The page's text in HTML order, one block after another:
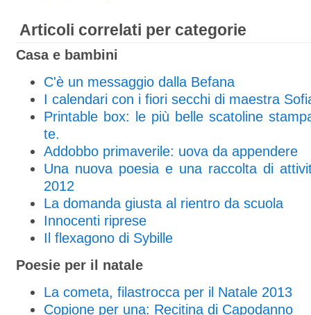
Articoli correlati per categorie
Casa e bambini
C'è un messaggio dalla Befana
I calendari con i fiori secchi di maestra
Printable box: le più belle scatoline
te.
Addobbo primaverile: uova da appendere
Una nuova poesia e una raccolta di
2012
La domanda giusta al rientro da scuola
Innocenti riprese
Il flexagono di Sybille
Poesie per il natale
La cometa, filastrocca per il Natale 2013
Copione per una: Recitina di Capodanno